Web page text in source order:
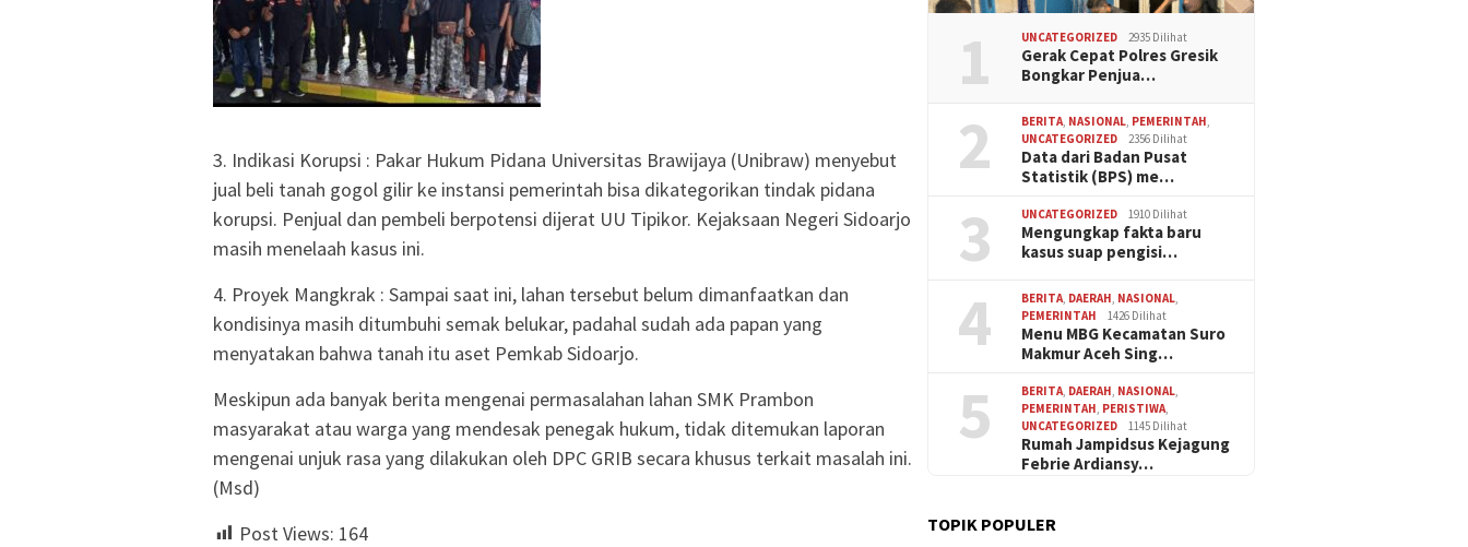
3. Indikasi Korupsi : Pakar Hukum Pidana Universitas Brawijaya (Unibraw) menyebut
jual beli tanah gogol gilir ke instansi pemerintah bisa dikategorikan tindak pidana
korupsi. Penjual dan pembeli berpotensi dijerat UU Tipikor. Kejaksaan Negeri Sidoarjo
masih menelaah kasus ini.
4. Proyek Mangkrak : Sampai saat ini, lahan tersebut belum dimanfaatkan dan
kondisinya masih ditumbuhi semak belukar, padahal sudah ada papan yang
menyatakan bahwa tanah itu aset Pemkab Sidoarjo.
Meskipun ada banyak berita mengenai permasalahan lahan SMK Prambon
masyarakat atau warga yang mendesak penegak hukum, tidak ditemukan laporan
mengenai unjuk rasa yang dilakukan oleh DPC GRIB secara khusus terkait masalah ini.
(Msd)
Post Views: 164
1 UNCATEGORIZED 2935 Dilihat
Gerak Cepat Polres Gresik
Bongkar Penjua…
2 BERITA, NASIONAL, PEMERINTAH,
UNCATEGORIZED
2356 Dilihat
Data dari Badan Pusat
Statistik (BPS) me…
3 UNCATEGORIZED 1910 Dilihat
Mengungkap fakta baru
kasus suap pengisi…
4 BERITA, DAERAH, NASIONAL,
PEMERINTAH
1426 Dilihat
Menu MBG Kecamatan Suro
Makmur Aceh Sing…
5 BERITA, DAERAH, NASIONAL,
PEMERINTAH, PERISTIWA,
UNCATEGORIZED
1145 Dilihat
Rumah Jampidsus Kejagung
Febrie Ardiansy…
TOPIK POPULER